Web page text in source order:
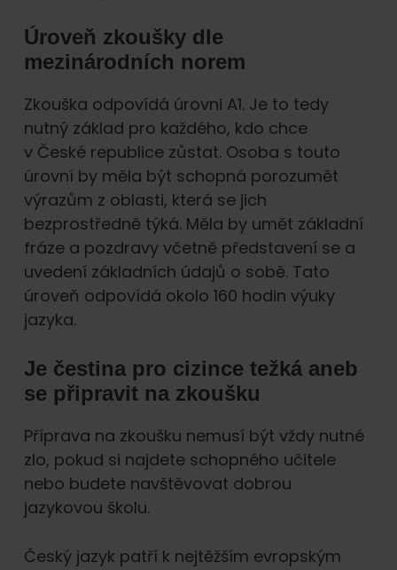
Úroveň zkoušky dle
mezinárodních norem
Zkouška odpovídá úrovni A1. Je to tedy
nutný základ pro každého, kdo chce
v České republice zůstat. Osoba s touto
úrovní by měla být schopná porozumět
výrazům z oblasti, která se jich
bezprostředně týká. Měla by umět základní
fráze a pozdravy včetně představení se a
uvedení základních údajů o sobě. Tato
úroveň odpovídá okolo 160 hodin výuky
jazyka.
Je čestina pro cizince težká aneb
se připravit na zkoušku
Příprava na zkoušku nemusí být vždy nutné
zlo, pokud si najdete schopného učitele
nebo budete navštěvovat dobrou
jazykovou školu.
Český jazyk patří k nejtěžším evropským